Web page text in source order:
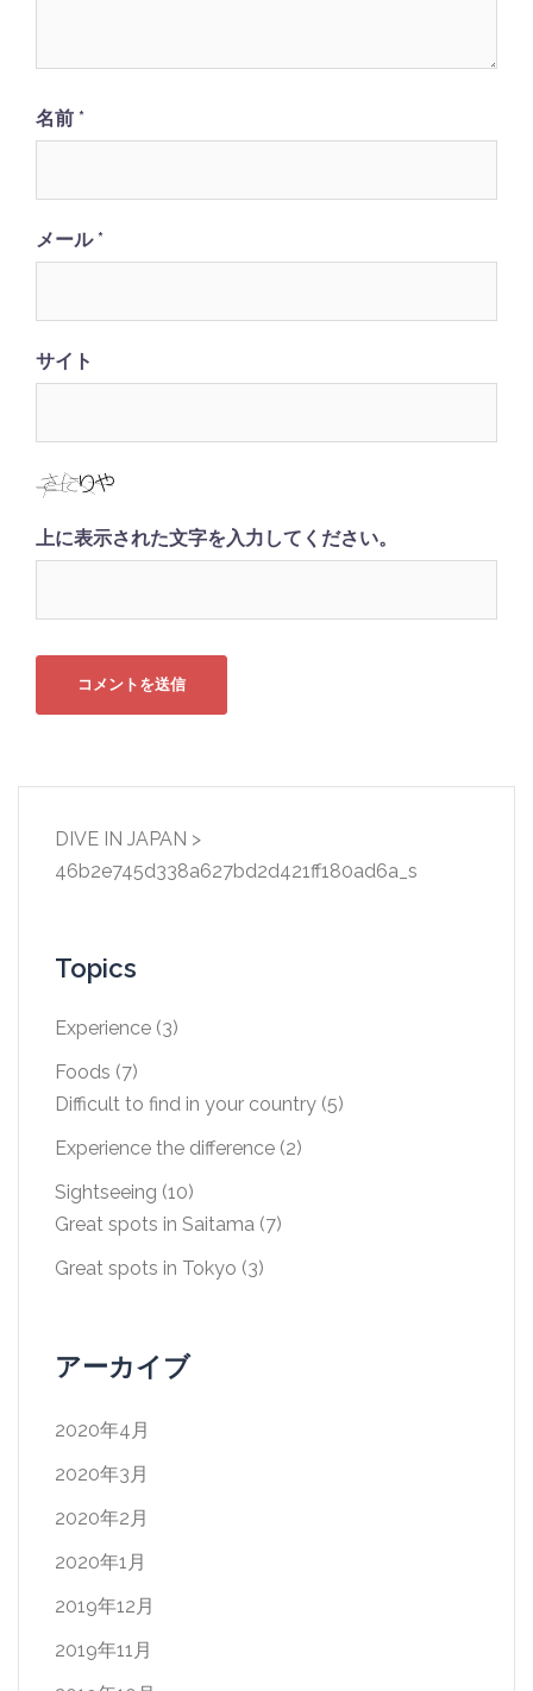
名前 *
メール*
サイト
上に表示された文字を入力してください。
DIVE IN JAPAN >
46b2e745d338a627bd2d421ff180ad6a_s
Topics
Experience (3)
Foods (7)
Difficult to find in your country (5)
Experience the difference (2)
Sightseeing (10)
Great spots in Saitama (7)
Great spots in Tokyo (3)
アーカイブ
2020年4月
2020年3月
2020年2月
2020年1月
2019年12月
2019年11月